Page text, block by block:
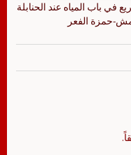
في باب المياه عند الحنابلة
حمزة الفعر